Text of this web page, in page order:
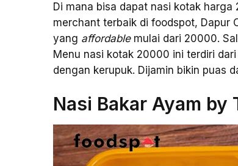
Di mana bisa dapat nasi kotak
merchant terbaik di foodspot, Dapur
yang affordablemulai dari 20000.
Menu nasi kotak 20000 ini terdiri
dengan kerupuk. Dijamin bikin puas
Nasi Bakar Ayam by